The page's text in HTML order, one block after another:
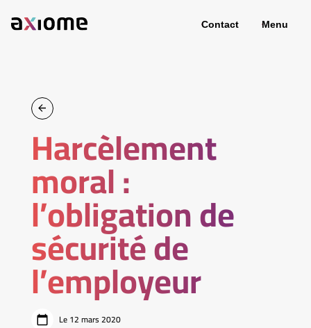
Contact Menu
Harcèlement
moral :
l’obligation de
sécurité de
l’employeur
Le 12 mars 2020